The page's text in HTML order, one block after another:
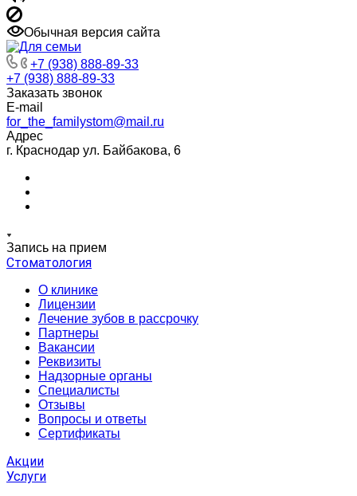
Обычная версия сайта
+7 (938) 888-89-33
+7 (938) 888-89-33
Заказать звонок
E-mail
for_the_familystom@mail.ru
Адрес
г. Краснодар ул. Байбакова, 6
Запись на прием
Стоматология
О клинике
Лицензии
Лечение зубов в рассрочку
Партнеры
Вакансии
Реквизиты
Надзорные органы
Специалисты
Отзывы
Вопросы и ответы
Сертификаты
Акции
Услуги